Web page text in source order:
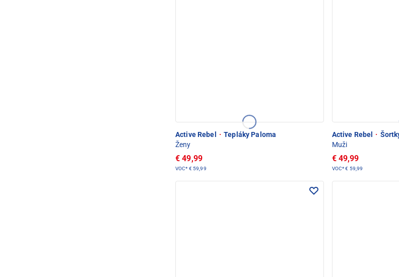
Active Rebel · Tepláky Paloma
Ženy
€ 49,99
VOC* € 59,99
Active Rebel ·
Muži
€ 49,99
VOC*€ 59,99